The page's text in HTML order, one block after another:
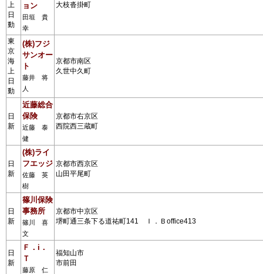
上
日
動
ョン
田垣 貴
幸
大枝沓掛町
東
京
海
上
日
動
(株)フジ
サンオー
ト
藤井 将
人
京都市南区
久世中久町
日
新
近藤総合
保険
近藤 泰
健
京都市右京区
西院西三蔵町
日
新
(株)ライ
フエッジ
佐藤 英
樹
京都市西京区
山田平尾町
日
新
篠川保険
事務所
篠川 喜
文
京都市中京区
堺町通三条下る道祐町141 Ｉ．Ｂoffice413
日
新
Ｆ．i．
Ｔ
藤原 仁
福知山市
市前田